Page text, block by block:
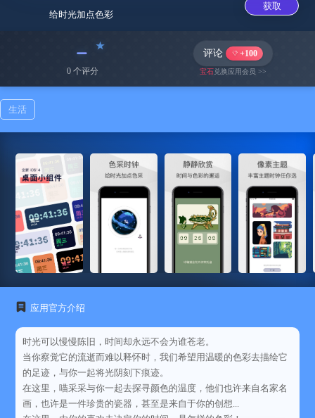
给时光加点色‪彩‬
获取
﹣
0 个评分
评论 +100
宝石兑换应用会员 >>
生活
应用官方介绍
时光可以慢慢陈旧，时间却永远不会为谁苍老。
当你察觉它的流逝而难以释怀时，我们希望用温暖的色彩去描绘它
的足迹，与你一起将光阴刻下痕迹。
在这里，喵采采与你一起去探寻颜色的温度，他们也许来自名家名
画，也许是一件珍贵的瓷器，甚至是来自于你的创想...